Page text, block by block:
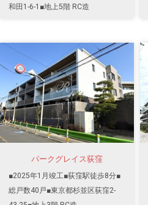
和田1-6-1■地上5階 RC造
パークグレイス荻窪
■2025年1月竣工■荻窪駅徒歩8分■
総戸数40戸■東京都杉並区荻窪2-